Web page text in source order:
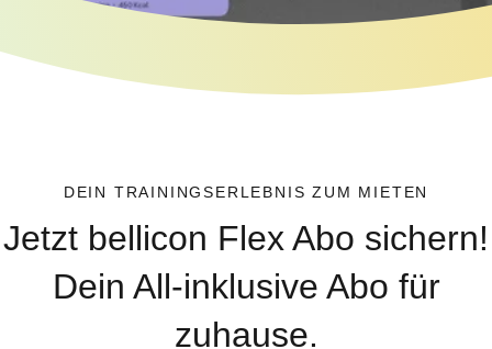
DEIN TRAININGSERLEBNIS ZUM MIETEN
Jetzt bellicon Flex Abo sichern!
Dein All-inklusive Abo für
zuhause.